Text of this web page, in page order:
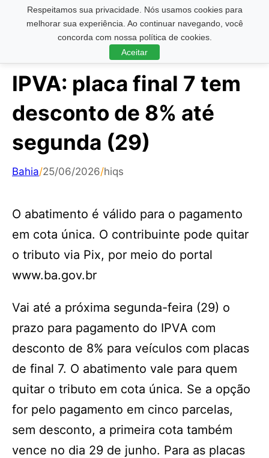
Respeitamos sua privacidade. Nós usamos cookies para
melhorar sua experiência. Ao continuar navegando, você
concorda com nossa política de cookies.
Aceitar
Pesquisar ...
IPVA: placa final 7 tem
desconto de 8% até
segunda (29)
Bahia/25/06/2026/hiqs
O abatimento é válido para o pagamento
em cota única. O contribuinte pode quitar
o tributo via Pix, por meio do portal
www.ba.gov.br
Vai até a próxima segunda-feira (29) o
prazo para pagamento do IPVA com
desconto de 8% para veículos com placas
de final 7. O abatimento vale para quem
quitar o tributo em cota única. Se a opção
for pelo pagamento em cinco parcelas,
sem desconto, a primeira cota também
vence no dia 29 de junho. Para as placas